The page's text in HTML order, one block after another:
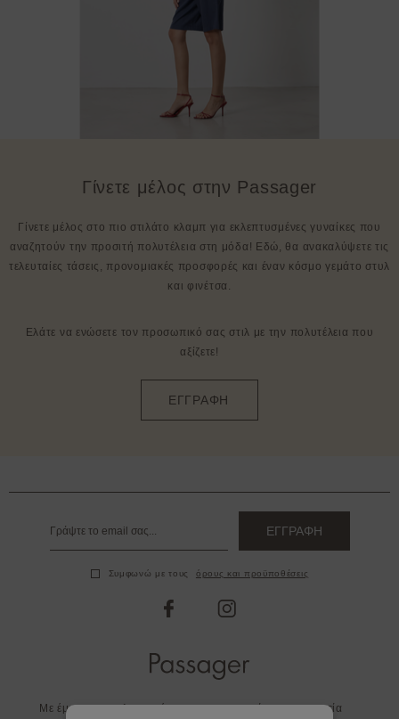
Γίνετε μέλος στην Passager
Γίνετε μέλος στο πιο στιλάτο κλαμπ για εκλεπτυσμένες γυναίκες που
αναζητούν την προσιτή πολυτέλεια στη μόδα! Εδώ, θα ανακαλύψετε τις
τελευταίες τάσεις, προνομιακές προσφορές και έναν κόσμο γεμάτο στυλ
και φινέτσα.
Ελάτε να ενώσετε τον προσωπικό σας στιλ με την πολυτέλεια που
αξίζετε!
ΕΓΓΡΑΦΗ
ΕΓΓΡΑΦΗ
Συμφωνώ με τους όρους και προϋποθέσεις
facebookinstagram
Με έμφαση στη λεπτομέρεια και στην ποιότητα η εταιρεία